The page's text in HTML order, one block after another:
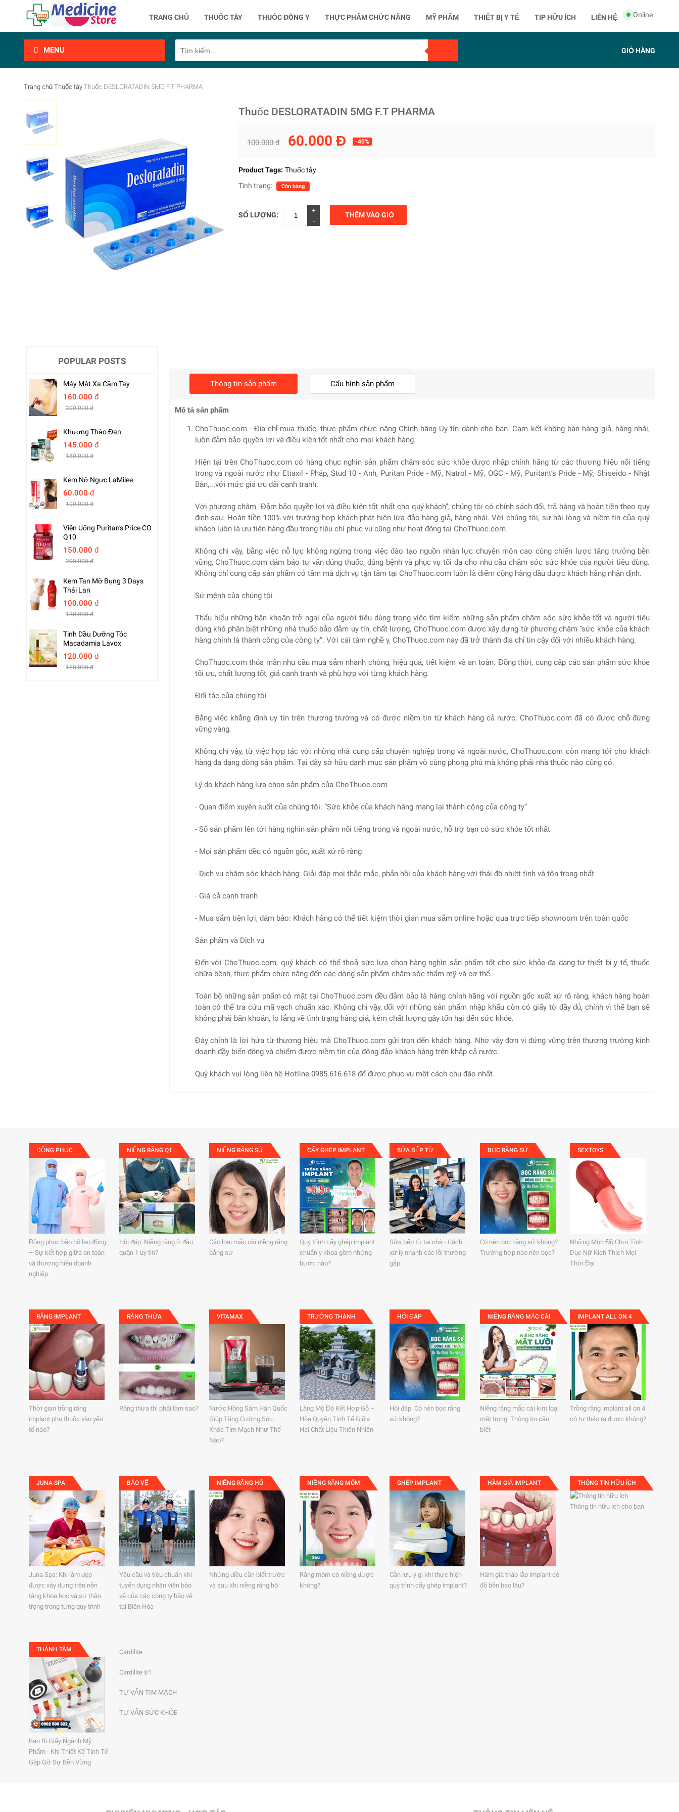
TRANG CHỦ THUỐC TÂY THUỐC ĐÔNG Y THỰC PHẨM CHỨC NĂNG MỸ PHẨM THIẾT BỊ Y TẾ TIP HỮU ÍCH LIÊN HỆ Online
MENU GIỎ HÀNG
Trang chủ Thuốc tây Thuốc DESLORATADIN 5MG F.T PHARMA
Thuốc DESLORATADIN 5MG F.T PHARMA
100.000 đ 60.000 Đ -40%
Product Tags: Thuốc tây
Tình trạng:
Còn hàng
SỐ LƯỢNG:
+
-
THÊM VÀO GIỎ
Thông tin sản phẩm Cấu hình sản phẩm
Mô tả sản phẩm
ChoThuoc.com - Địa chỉ mua thuốc, thực phẩm chức năng Chính hãng Uy tín dành cho bạn. Cam kết không bán hàng giả, hàng nhái,
luôn đảm bảo quyền lợi và điều kiện tốt nhất cho mọi khách hàng.
Hiện tại trên ChoThuoc.com có hàng chục nghìn sản phẩm chăm sóc sức khỏe được nhập chính hãng từ các thương hiệu nổi tiếng
trong và ngoài nước như Etiaxil - Pháp, Stud 10 - Anh, Puritan Pride - Mỹ, Natrol - Mỹ, OGC - Mỹ, Puritant’s Pride - Mỹ, Shiseido - Nhật
Bản,...với mức giá ưu đãi cạnh tranh.
Với phương châm "Đảm bảo quyền lợi và điều kiện tốt nhất cho quý khách", chúng tôi có chính sách đổi, trả hàng và hoàn tiền theo quy
định sau: Hoàn tiền 100% với trường hợp khách phát hiện lừa đảo hàng giả, hàng nhái. Với chúng tôi, sự hài lòng và niềm tin của quý
khách luôn là ưu tiên hàng đầu trong tiêu chí phục vụ cũng như hoạt động tại ChoThuoc.com.
Không chi vậy, bằng việc nỗ lực không ngừng trong việc đào tạo nguồn nhân lực chuyên môn cao cùng chiến lược tăng trưởng bền
vững, ChoThuoc.com đảm bảo tư vấn đúng thuốc, đúng bệnh và phục vụ tối đa cho nhu cầu chăm sóc sức khỏe của người tiêu dùng.
Không chỉ cung cấp sản phẩm có tầm mà dịch vụ tận tâm tại ChoThuoc.com luôn là điểm cộng hàng đầu được khách hàng nhận định.
Sứ mệnh của chúng tôi
Thấu hiểu những băn khoăn trở ngại của người tiêu dùng trong việc tìm kiếm những sản phẩm chăm sóc sức khỏe tốt và người tiêu
dùng khó phân biệt những nhà thuốc bảo đảm uy tín, chất lượng, ChoThuoc.com được xây dựng từ phương châm “sức khỏe của khách
hàng chính là thành công của công ty”. Với cái tâm nghề y, ChoThuoc.com nay đã trở thành địa chỉ tin cậy đối với nhiều khách hàng.
ChoThuoc.com thỏa mãn nhu cầu mua sắm nhanh chóng, hiệu quả, tiết kiệm và an toàn. Đồng thời, cung cấp các sản phẩm sức khỏe
tối ưu, chất lượng tốt, giá cạnh tranh và phù hợp với từng khách hàng.
Đối tác của chúng tôi
Bằng việc khẳng định uy tín trên thương trường và có được niềm tin từ khách hàng cả nước, ChoThuoc.com đã có được chỗ đứng
vững vàng.
Không chỉ vậy, từ việc hợp tác với những nhà cung cấp chuyên nghiệp trong và ngoài nước, ChoThuoc.com còn mang tới cho khách
hàng đa dạng dòng sản phẩm. Tại đây sở hữu danh mục sản phẩm vô cùng phong phú mà không phải nhà thuốc nào cũng có.
Lý do khách hàng lựa chọn sản phẩm của ChoThuoc.com
- Quan điểm xuyên suốt của chúng tôi: “Sức khỏe của khách hàng mang lại thành công của công ty”
- Số sản phẩm lên tới hàng nghìn sản phẩm nổi tiếng trong và ngoài nước, hỗ trợ bạn có sức khỏe tốt nhất
- Mọi sản phẩm đều có nguồn gốc, xuất xứ rõ ràng
- Dịch vụ chăm sóc khách hàng: Giải đáp mọi thắc mắc, phản hồi của khách hàng với thái độ nhiệt tình và tôn trọng nhất
- Giá cả cạnh tranh
- Mua sắm tiện lợi, đảm bảo: Khách hàng có thể tiết kiệm thời gian mua sắm online hoặc qua trực tiếp showroom trên toàn quốc
Sản phẩm và Dịch vụ
Đến với ChoThuoc.com, quý khách có thể thoả sức lựa chọn hàng nghìn sản phẩm tốt cho sức khỏe đa dạng từ thiết bị y tế, thuốc
chữa bệnh, thực phẩm chức năng đến các dòng sản phẩm chăm sóc thẩm mỹ và cơ thể.
Toàn bộ những sản phẩm có mặt tại ChoThuoc.com đều đảm bảo là hàng chính hãng với nguồn gốc xuất xứ rõ ràng, khách hàng hoàn
toàn có thể tra cứu mã vạch chuẩn xác. Không chỉ vậy, đối với những sản phẩm nhập khẩu còn có giấy tờ đầy đủ, chính vì thế bạn sẽ
không phải băn khoăn, lo lắng về tình trạng hàng giả, kém chất lượng gây tổn hại đến sức khỏe.
Đây chính là lời hứa từ thương hiệu mà ChoThuoc.com gửi trọn đến khách hàng. Nhờ vậy đơn vị đứng vững trên thương trường kinh
doanh đầy biến động và chiếm được niềm tin của đông đảo khách hàng trên khắp cả nước.
Quý khách vui lòng liên hệ Hotline 0985.616.618 để được phục vụ một cách chu đáo nhất.
POPULAR POSTS
Máy Mát Xa Cầm Tay
160.000 đ
200.000 đ
Khương Thảo Đan
145.000 đ
180.000 đ
Kem Nở Ngực LaMilee
60.000 đ
100.000 đ
Viên Uống Puritan's Price CO
Q10
150.000 đ
200.000 đ
Kem Tan Mỡ Bụng 3 Days
Thái Lan
100.000 đ
130.000 đ
Tinh Dầu Dưỡng Tóc
Macadamia Lavox
120.000 đ
160.000 đ
ĐỒNG PHỤC
Đồng phục bảo hộ lao động
– Sự kết hợp giữa an toàn
và thương hiệu doanh
nghiệp
NIỀNG RĂNG Q1
Hỏi đáp: Niềng răng ở đâu
quận 1 uy tín?
NIỀNG RĂNG SỨ
Các loại mắc cài niềng răng
bằng sứ
CẤY GHÉP IMPLANT
Quy trình cấy ghép implant
chuẩn y khoa gồm những
bước nào?
SỬA BẾP TỪ
Sửa bếp từ tại nhà - Cách
xử lý nhanh các lỗi thường
gặp
BỌC RĂNG SỨ
Có nên bọc răng sứ không?
Trường hợp nào nên bọc?
SEXTOYS
Những Món Đồ Chơi Tình
Dục Nữ Kích Thích Mọi
Thời Đại
RĂNG IMPLANT
Thời gian trồng răng
implant phụ thuộc vào yếu
tố nào?
RĂNG THỪA
Răng thừa thì phải làm sao?
VITAMAX
Nước Hồng Sâm Hàn Quốc
Giúp Tăng Cường Sức
Khỏe Tim Mạch Như Thế
Nào?
TRƯỜNG THÀNH
Lăng Mộ Đá Kết Hợp Gỗ –
Hòa Quyện Tinh Tế Giữa
Hai Chất Liệu Thiên Nhiên
HỎI ĐÁP
Hỏi đáp: Có nên bọc răng
sứ không?
NIỀNG RĂNG MẮC CÀI
Niềng răng mắc cài kim loại
mặt trong: Thông tin cần
biết
IMPLANT ALL ON 4
Trồng răng implant all on 4
có tự tháo ra được không?
JUNA SPA
Juna Spa: Khi làm đẹp
được xây dựng trên nền
tảng khoa học và sự thận
trọng trong từng quy trình
BẢO VỆ
Yêu cầu và tiêu chuẩn khi
tuyển dụng nhân viên bảo
vệ của các công ty bảo vệ
tại Biên Hòa
NIỀNG RĂNG HÔ
Những điều cần biết trước
và sau khi niềng răng hô
NIỀNG RĂNG MÓM
Răng móm có niềng được
không?
GHÉP IMPLANT
Cần lưu ý gì khi thực hiện
quy trình cấy ghép implant?
HÀM GIẢ IMPLANT
Hàm giả tháo lắp implant có
độ bền bao lâu?
THÔNG TIN HỮU ÍCH
Thông tin hữu ích cho bạn
THÀNH TÂM
Bao Bì Giấy Ngành Mỹ
Phẩm - Khi Thiết Kế Tinh Tế
Gặp Gỡ Sự Bền Vững
Cardilite
Cardilite ยา
TƯ VẤN TIM MẠCH
TƯ VẤN SỨC KHỎE